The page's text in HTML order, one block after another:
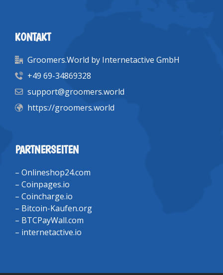
KONTAKT
Groomers.World by Internetactive GmbH
+49 69-34869328
support@groomers.world
https://groomers.world
PARTNERSEITEN
– Onlineshop24.com
– Coinpages.io
– Coincharge.io
– Bitcoin-Kaufen.org
– BTCPayWall.com
– internetactive.io